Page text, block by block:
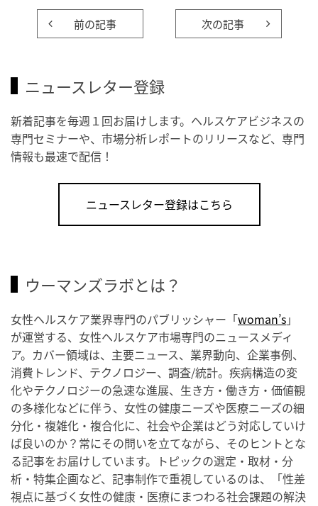
前の記事 次の記事
ニュースレター登録
新着記事を毎週１回お届けします。ヘルスケアビジネスの
専門セミナーや、市場分析レポートのリリースなど、専門
情報も最速で配信！
ニュースレター登録はこちら
ウーマンズラボとは？
女性ヘルスケア業界専門のパブリッシャー「woman’s」
が運営する、女性ヘルスケア市場専門のニュースメディ
ア。カバー領域は、主要ニュース、業界動向、企業事例、
消費トレンド、テクノロジー、調査/統計。疾病構造の変
化やテクノロジーの急速な進展、生き方・働き方・価値観
の多様化などに伴う、女性の健康ニーズや医療ニーズの細
分化・複雑化・複合化に、社会や企業はどう対応していけ
ば良いのか？常にその問いを立てながら、そのヒントとな
る記事をお届けしています。トピックの選定・取材・分
析・特集企画など、記事制作で重視しているのは、「性差
視点に基づく女性の健康・医療にまつわる社会課題の解決